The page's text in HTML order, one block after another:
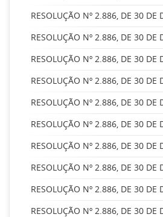
RESOLUÇÃO Nº 2.886, DE 30 DE
RESOLUÇÃO Nº 2.886, DE 30 DE
RESOLUÇÃO Nº 2.886, DE 30 DE
RESOLUÇÃO Nº 2.886, DE 30 DE
RESOLUÇÃO Nº 2.886, DE 30 DE
RESOLUÇÃO Nº 2.886, DE 30 DE
RESOLUÇÃO Nº 2.886, DE 30 DE
RESOLUÇÃO Nº 2.886, DE 30 DE
RESOLUÇÃO Nº 2.886, DE 30 DE
RESOLUÇÃO Nº 2.886, DE 30 DE